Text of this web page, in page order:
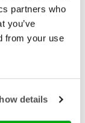
partners who
you’ve
from your use
details